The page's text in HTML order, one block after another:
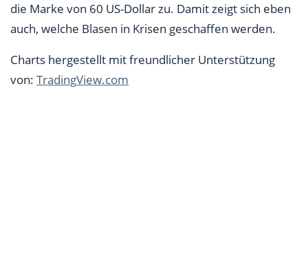
die Marke von 60 US-Dollar zu. Damit zeigt sich eben
auch, welche Blasen in Krisen geschaffen werden.
Charts hergestellt mit freundlicher Unterstützung
von: TradingView.com